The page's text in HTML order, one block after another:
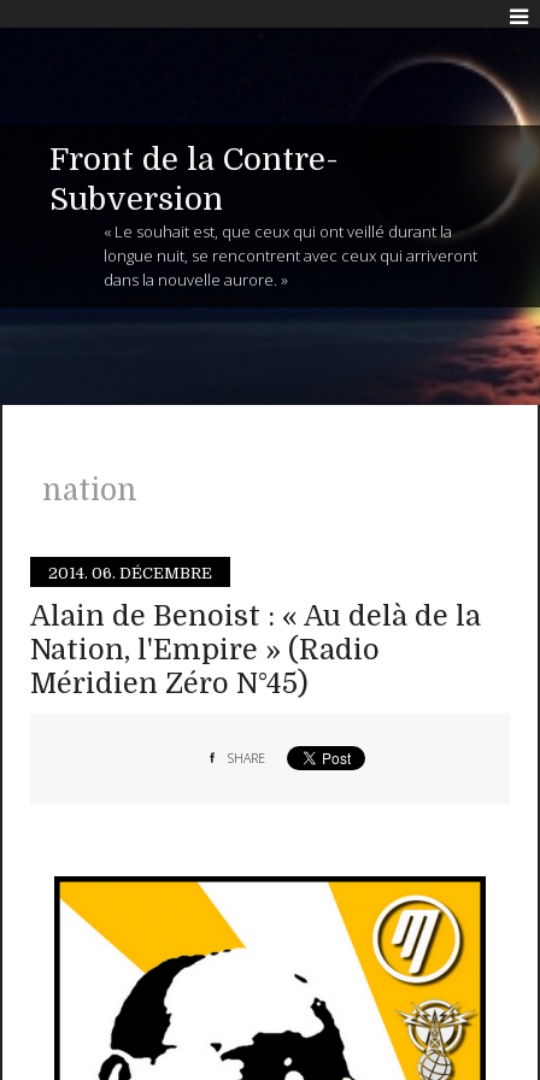
Front de la Contre-
Subversion
« Le souhait est, que ceux qui ont veillé durant la
longue nuit, se rencontrent avec ceux qui arriveront
dans la nouvelle aurore. »
nation
2014. 06. DÉCEMBRE
Alain de Benoist : « Au delà de la
Nation, l'Empire » (Radio
Méridien Zéro N°45)
SHARE